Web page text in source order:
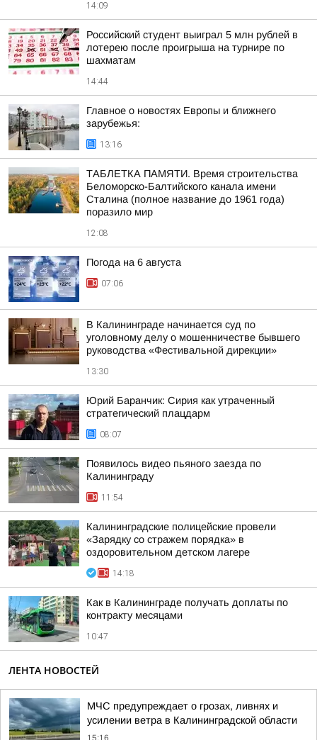
14:09
Российский студент выиграл 5 млн рублей в
лотерею после проигрыша на турнире по
шахматам
14:44
Главное о новостях Европы и ближнего
зарубежья:
13:16
ТАБЛЕТКА ПАМЯТИ. Время строительства
Беломорско-Балтийского канала имени
Сталина (полное название до 1961 года)
поразило мир
12:08
Погода на 6 августа
07:06
В Калининграде начинается суд по
уголовному делу о мошенничестве бывшего
руководства «Фестивальной дирекции»
13:30
Юрий Баранчик: Сирия как утраченный
стратегический плацдарм
08:07
Появилось видео пьяного заезда по
Калининграду
11:54
Калининградские полицейские провели
«Зарядку со стражем порядка» в
оздоровительном детском лагере
14:18
Как в Калининграде получать доплаты по
контракту месяцами
10:47
ЛЕНТА НОВОСТЕЙ
МЧС предупреждает о грозах, ливнях и
усилении ветра в Калининградской области
15:16